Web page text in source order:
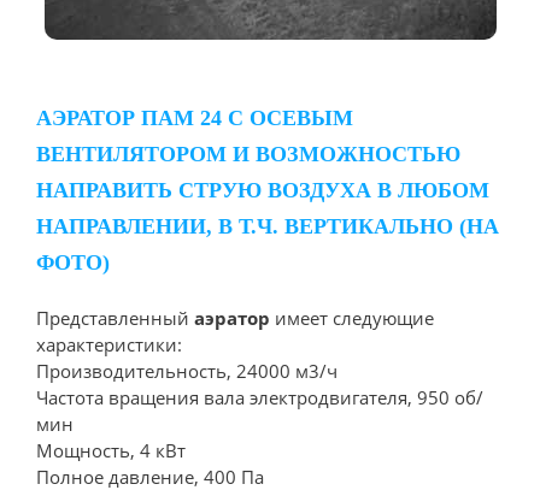
АЭРАТОР ПАМ 24 С ОСЕВЫМ
ВЕНТИЛЯТОРОМ И ВОЗМОЖНОСТЬЮ
НАПРАВИТЬ СТРУЮ ВОЗДУХА В ЛЮБОМ
НАПРАВЛЕНИИ, В Т.Ч. ВЕРТИКАЛЬНО (НА
ФОТО)
Представленный аэратор имеет следующие
характеристики:
Производительность, 24000 м3/ч
Частота вращения вала электродвигателя, 950 об/
мин
Мощность, 4 кВт
Полное давление, 400 Па